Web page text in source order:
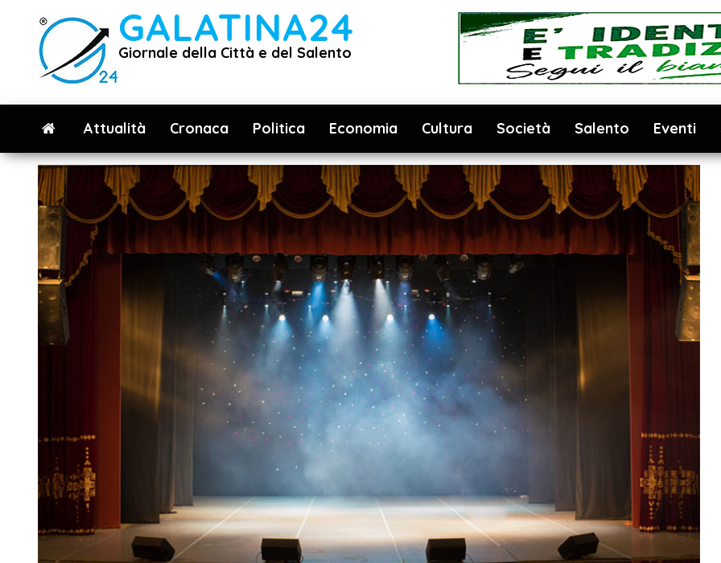
contenuto
GALATINA24
Giornale della Città e del Salento
Attualità Cronaca Politica Economia Cultura Società Salento Eventi